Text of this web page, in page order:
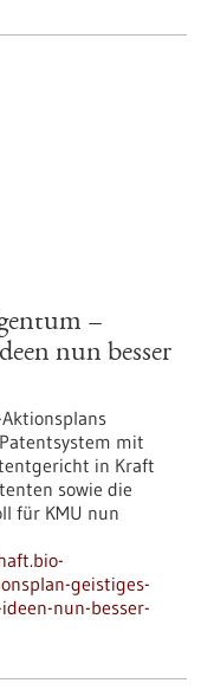
–
nun besser
mit
in Kraft
sowie die
für KMU nun
geistiges-
nun-besser-